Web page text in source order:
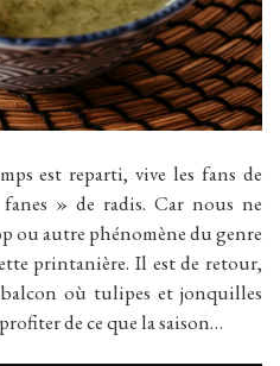
est reparti, vive les fans de
» de radis. Car nous ne
ou autre phénomène du genre
printanière. Il est de retour,
où tulipes et jonquilles
de ce que la saison…